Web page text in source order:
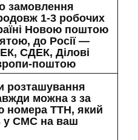
замовлення
1-3 робочих
Новою поштою
до Росії —
СДЕК, Ділові
поштою
розташування
можна з за
номера ТТН, який
у СМС на ваш